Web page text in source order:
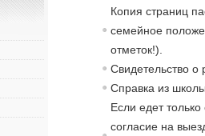
Копия страниц
семейное
отметок!).
Свидетельство о
Справка из
Если едет
согласие на в